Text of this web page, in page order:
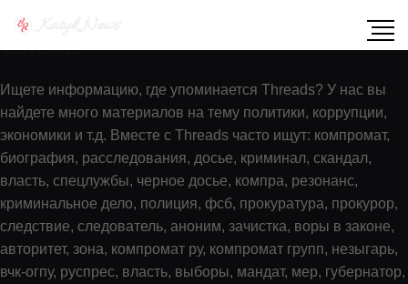
Показать содержимое по тегу:
Threads
Ищете информацию, где упоминается Threads? У нас вы
найдете много материалов на тему политики, коррупции,
экономики и т.д. Вместе с Threads часто ищут: компромат,
биография, расследования, досье, криминал, скандал,
власть, спецлужбы, черное досье, компра, резонанс,
криминальное дело, полиция, фсб, прокуратура, прокурор,
следствие, следователь, аноним, зачистка, воры в законе,
авторитет, зона, компромат ру, компромат групп, незыгарь,
вчк-огпу, руспрес, власть, выборы, мандат, мер, губернатор,